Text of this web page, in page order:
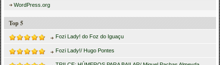
WordPress.org
Top 5
Fozi Lady! do Foz do Iguaçu
Fozi Lady!/ Hugo Pontes